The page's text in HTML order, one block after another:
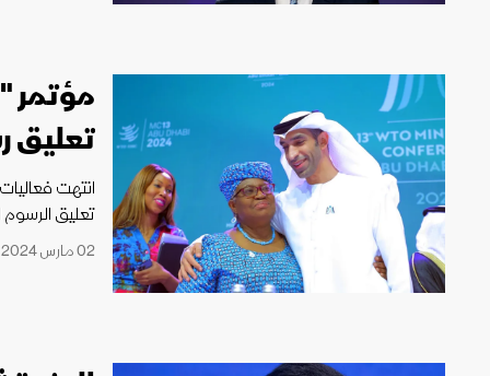
مؤتمر
تعليق
تعليق الرسوم
02 مارس 2024 01:38